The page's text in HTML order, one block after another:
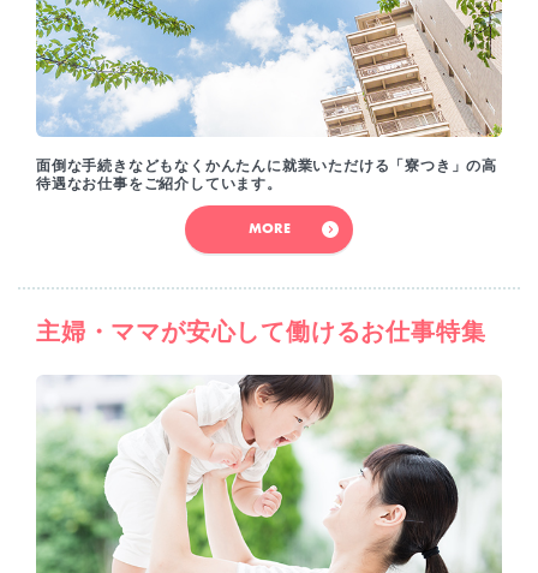
面倒な手続きなどもなくかんたんに就業いただける「寮つき」の高
待遇なお仕事をご紹介しています。
MORE
主婦・ママが安心して働けるお仕事特集